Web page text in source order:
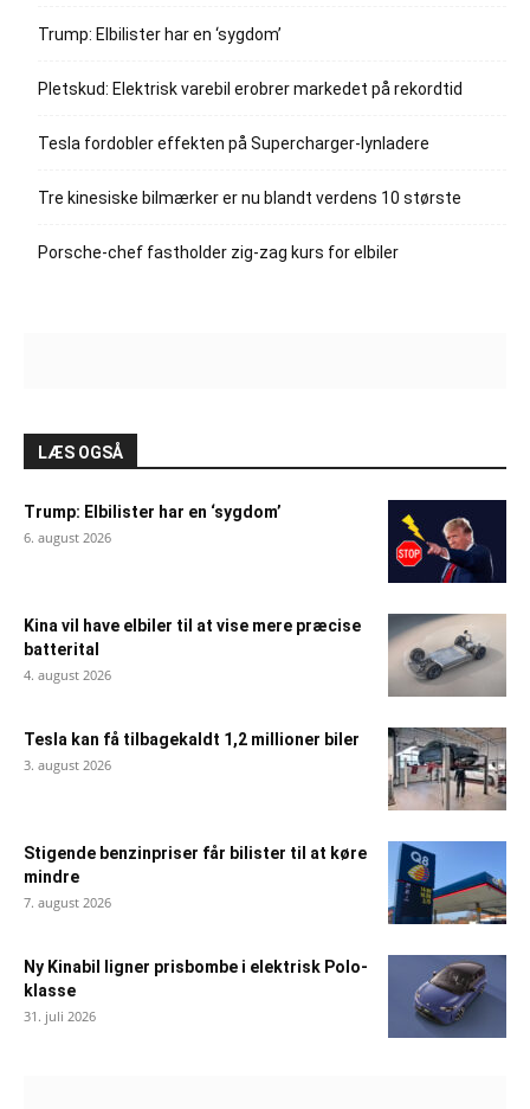
Trump: Elbilister har en ‘sygdom’
Pletskud: Elektrisk varebil erobrer markedet på rekordtid
Tesla fordobler effekten på Supercharger-lynladere
Tre kinesiske bilmærker er nu blandt verdens 10 største
Porsche-chef fastholder zig-zag kurs for elbiler
LÆS OGSÅ
Trump: Elbilister har en ‘sygdom’
6. august 2026
Kina vil have elbiler til at vise mere præcise
batterital
4. august 2026
Tesla kan få tilbagekaldt 1,2 millioner biler
3. august 2026
Stigende benzinpriser får bilister til at køre
mindre
7. august 2026
Ny Kinabil ligner prisbombe i elektrisk Polo-
klasse
31. juli 2026